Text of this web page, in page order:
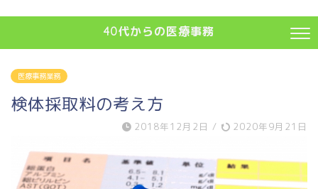
40代からの医療事務
医療事務業務
検体採取料の考え方
2018年12月2日 / 2020年9月21日